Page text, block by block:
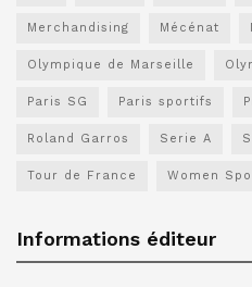
Merchandising Mécénat
Olympique de Marseille
Paris SG Paris sportifs
Roland Garros Serie A
Tour de France Women
Informations éditeur